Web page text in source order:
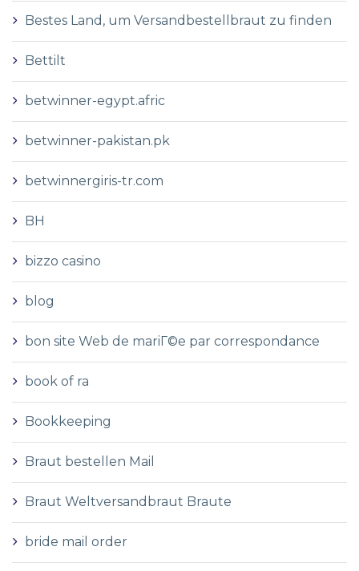
Bestes Land, um Versandbestellbraut zu finden
Bettilt
betwinner-egypt.afric
betwinner-pakistan.pk
betwinnergiris-tr.com
BH
bizzo casino
blog
bon site Web de mariГ©e par correspondance
book of ra
Bookkeeping
Braut bestellen Mail
Braut Weltversandbraut Braute
bride mail order